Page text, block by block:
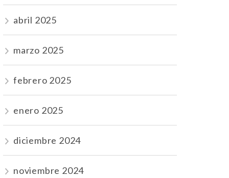
abril 2025
marzo 2025
febrero 2025
enero 2025
diciembre 2024
noviembre 2024